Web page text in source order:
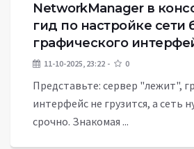
NetworkManager в
гид по настройке сети
графического
11-10-2025, 23:22 0
Представьте: сервер "лежит",
интерфейс не грузится, а сеть
срочно. Знакомая ...